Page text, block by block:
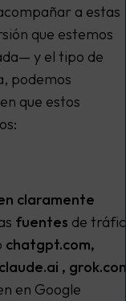
a estas
que estemos
y el tipo de
podemos
que estos
claramente
fuentes de
chatgpt.com,
,
en Google